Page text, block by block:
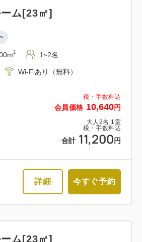
税・手数料込
会員価格 10,640円
大人 2名 1 室
税・手数料込
合計 11,200 円
ム[23㎡]
2 1~2名
Wi-Fiあり（無料）
詳細 今すぐ予約
ム[23㎡]